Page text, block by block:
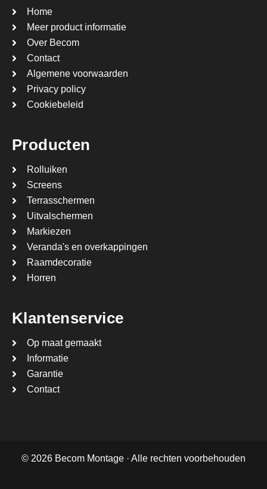
Home
Meer product informatie
Over Becom
Contact
Algemene voorwaarden
Privacy policy
Cookiebeleid
Producten
Rolluiken
Screens
Terrasschermen
Uitvalschermen
Markiezen
Veranda's en overkappingen
Raamdecoratie
Horren
Klantenservice
Op maat gemaakt
Informatie
Garantie
Contact
© 2026 Becom Montage · Alle rechten voorbehouden